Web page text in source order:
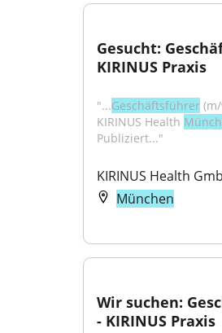
Gesucht:
KIRINUS Praxis
"...Geschäftsführer
KIRINUS Health
Publiziert..."
KIRINUS Health
München
Wir suchen:
- KIRINUS Praxis